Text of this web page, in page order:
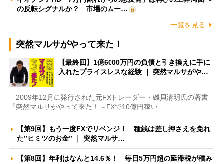
の反転シグナルか？ 市場のムー…
一覧を見る
突然マルサがやって来た！
【最終回】1億6000万円の負債と引き換えに手に
入れたプライスレスな経験 ｜ 突然マルサがや…
2009年12月に発行された元FXトレーダー・磯貝清明氏の著書
『突然マルサがやって来た！～FXで10億円稼い…
【第9回】もう一度FXでリベンジ！ 種銭は差し押さえを免れ
た”ヒミツのお金” ｜ 突然マルサ…
【第8回】年利はなんと14.6％！ 毎日5万円超の延滞税が積み